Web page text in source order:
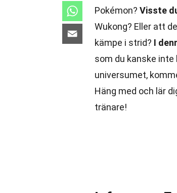
Pokémon? Visste
Wukong? Eller att
kämpe i strid? I
som du kanske
universumet,
Häng med och lär
tränare!